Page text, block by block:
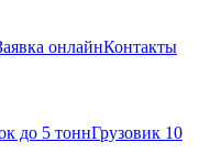
онлайнКонтакты
до 5 тоннГрузовик 10